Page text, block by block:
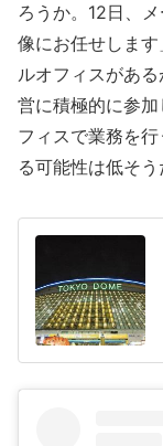
ろうか。12日、
像にお任せしま
ルオフィスがあ
営に積極的に参
フィスで業務を
る可能性は低そう